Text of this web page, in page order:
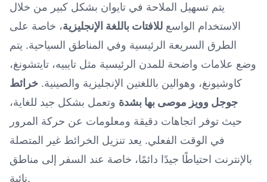
يتم تسهيل الملاحة في تايوان بشكل كبير من خلال
الاستخدام الواسع للافتات باللغة الإنجليزية، خاصة على
الطرق السريعة الرئيسية وفي المناطق السياحية. يتم
وضع علامات واضحة للمدن الرئيسية مثل تايبيه، تايتشونغ،
كاوشيونغ، وهوالين باللغتين الإنجليزية والصينية. خرائط
جوجل وويز موصى بها بشدة وتعمل بشكل جيد للغاية،
حيث توفر اتجاهات دقيقة ومعلومات عن حركة المرور
في الوقت الفعلي. يعد تنزيل الخرائط غير المتصلة
بالإنترنت احتياطًا جيدًا دائمًا، خاصة عند السفر إلى مناطق
نائية.